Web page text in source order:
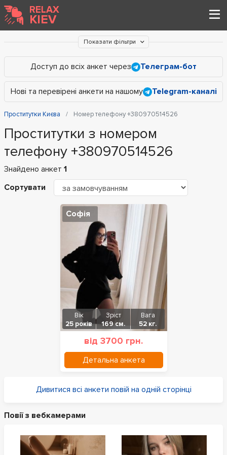
RELAX
KIEV
Показати фільтри
Доступ до всіх анкет через Телеграм-бот
Нові та перевірені анкети на нашому Telegram-каналі
Проститутки Києва Номер телефону +380970514526
Проститутки з номером
телефону +380970514526
Знайдено анкет 1
Сортувати
Софія
Вік
25 років
Зріст
169 см.
Вага
52 кг.
від 3700 грн.
Детальна анкета
Дивитися всі анкети повій на одній сторінці
Повії з вебкамерами